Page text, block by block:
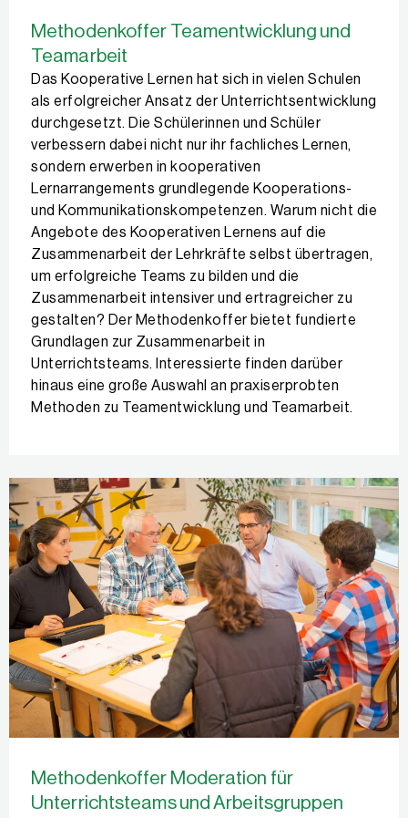
Methodenkoffer Teamentwicklung und
Teamarbeit
Das Kooperative Lernen hat sich in vielen Schulen
als erfolgreicher Ansatz der Unterrichtsentwicklung
durchgesetzt. Die Schülerinnen und Schüler
verbessern dabei nicht nur ihr fachliches Lernen,
sondern erwerben in kooperativen
Lernarrangements grundlegende Kooperations-
und Kommunikationskompetenzen. Warum nicht die
Angebote des Kooperativen Lernens auf die
Zusammenarbeit der Lehrkräfte selbst übertragen,
um erfolgreiche Teams zu bilden und die
Zusammenarbeit intensiver und ertragreicher zu
gestalten? Der Methodenkoffer bietet fundierte
Grundlagen zur Zusammenarbeit in
Unterrichtsteams. Interessierte finden darüber
hinaus eine große Auswahl an praxiserprobten
Methoden zu Teamentwicklung und Teamarbeit.
Methodenkoffer Moderation für
Unterrichtsteams und Arbeitsgruppen